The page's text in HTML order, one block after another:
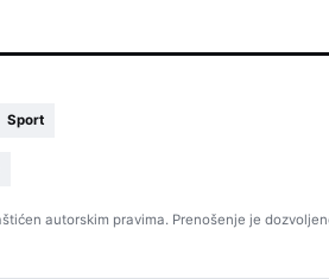
Sport
autorskim pravima. Prenošenje je